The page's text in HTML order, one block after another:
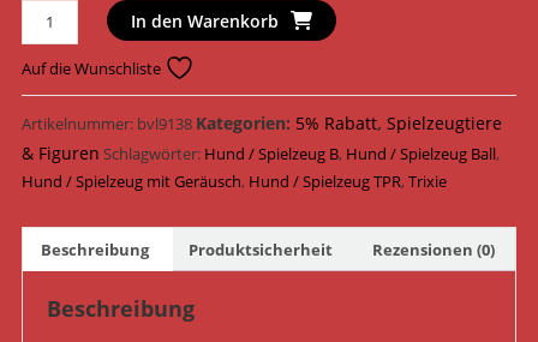
Trixie
Hundespielzeug
Ball
TPR
ø
7
cm
/
Pink
In den Warenkorb
Auf die Wunschliste
Artikelnummer: bvl9138 Kategorien: 5% Rabatt, Spielzeugtiere
& Figuren Schlagwörter: Hund / Spielzeug B, Hund / Spielzeug Ball,
Hund / Spielzeug mit Geräusch, Hund / Spielzeug TPR,Trixie
Beschreibung Produktsicherheit Rezensionen (0)
Beschreibung